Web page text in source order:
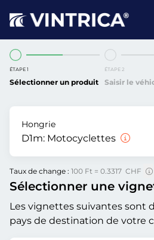
ÉTAPE 1
Sélectionner un produit
ÉTAPE 2
Saisir le
Hongrie
D1m: Motocyclettes
Taux de change : 100 Ft = 0.3317 CHF
Sélectionner une
Les vignettes suivantes sont
pays de destination de votre